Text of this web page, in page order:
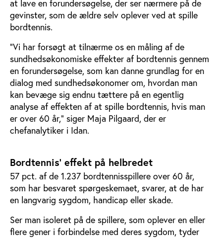
at lave en forundersøgelse, der ser nærmere på de
gevinster, som de ældre selv oplever ved at spille
bordtennis.
"Vi har forsøgt at tilnærme os en måling af de
sundhedsøkonomiske effekter af bordtennis gennem
en forundersøgelse, som kan danne grundlag for en
dialog med sundhedsøkonomer om, hvordan man
kan bevæge sig endnu tættere på en egentlig
analyse af effekten af at spille bordtennis, hvis man
er over 60 år,” siger Maja Pilgaard, der er
chefanalytiker i Idan.
Bordtennis’ effekt på helbredet
57 pct. af de 1.237 bordtennisspillere over 60 år,
som har besvaret spørgeskemaet, svarer, at de har
en langvarig sygdom, handicap eller skade.
Ser man isoleret på de spillere, som oplever en eller
flere gener i forbindelse med deres sygdom, tyder